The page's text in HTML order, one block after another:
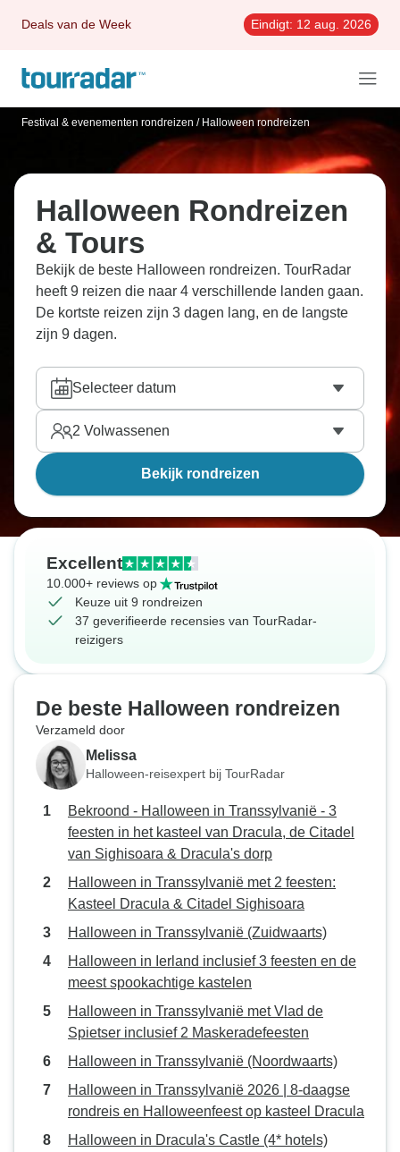
Deals van de Week Eindigt: 12 aug. 2026
Festival & evenementen rondreizen / Halloween rondreizen
Halloween Rondreizen
& Tours
Bekijk de beste Halloween rondreizen. TourRadar
heeft 9 reizen die naar 4 verschillende landen gaan.
De kortste reizen zijn 3 dagen lang, en de langste
zijn 9 dagen.
Selecteer datum
2 Volwassenen
Bekijk rondreizen
Excellent
10.000+ reviews op
Keuze uit 9 rondreizen
37 geverifieerde recensies van TourRadar-
reizigers
De beste Halloween rondreizen
Verzameld door
Melissa
Halloween-reisexpert bij TourRadar
Bekroond - Halloween in Transsylvanië - 3
feesten in het kasteel van Dracula, de Citadel
van Sighisoara & Dracula's dorp
Halloween in Transsylvanië met 2 feesten:
Kasteel Dracula & Citadel Sighisoara
Halloween in Transsylvanië (Zuidwaarts)
Halloween in Ierland inclusief 3 feesten en de
meest spookachtige kastelen
Halloween in Transsylvanië met Vlad de
Spietser inclusief 2 Maskeradefeesten
Halloween in Transsylvanië (Noordwaarts)
Halloween in Transsylvanië 2026 | 8-daagse
rondreis en Halloweenfeest op kasteel Dracula
Halloween in Dracula's Castle (4* hotels)